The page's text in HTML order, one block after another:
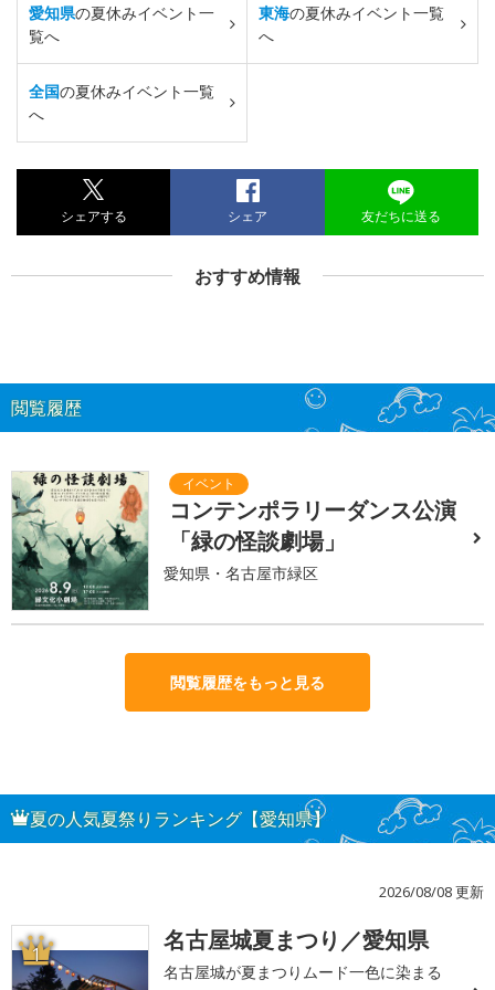
愛知県の夏休みイベント一
覧へ
東海の夏休みイベント一覧
へ
全国の夏休みイベント一覧
へ
シェアする シェア 友だちに送る
おすすめ情報
閲覧履歴
コンテンポラリーダンス公演
「緑の怪談劇場」
愛知県・名古屋市緑区
閲覧履歴をもっと見る
夏の人気夏祭りランキング【愛知県】
2026/08/08 更新
1 名古屋城夏まつり／愛知県
名古屋城が夏まつりムード一色に染まる